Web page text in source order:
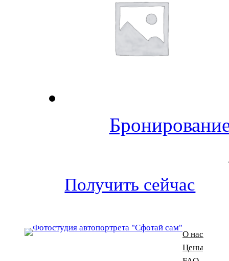
Получить сейчас
О нас
Цены